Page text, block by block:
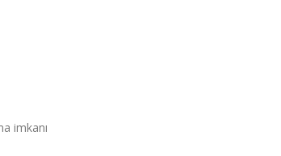
imkanı